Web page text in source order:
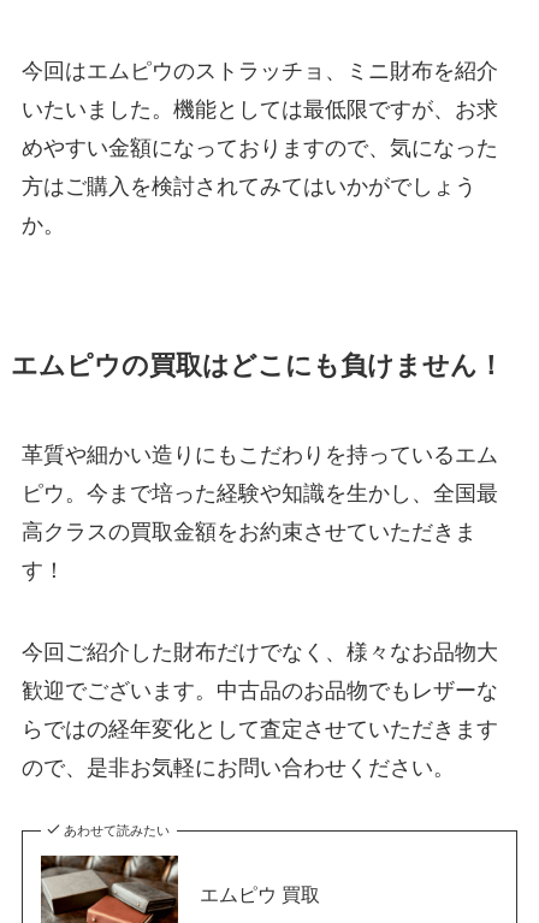
今回はエムピウのストラッチョ、ミニ財布を紹介
いたいました。機能としては最低限ですが、お求
めやすい金額になっておりますので、気になった
方はご購入を検討されてみてはいかがでしょう
か。
エムピウの買取はどこにも負けません！
革質や細かい造りにもこだわりを持っているエム
ピウ。今まで培った経験や知識を生かし、全国最
高クラスの買取金額をお約束させていただきま
す！
今回ご紹介した財布だけでなく、様々なお品物大
歓迎でございます。中古品のお品物でもレザーな
らではの経年変化として査定させていただきます
ので、是非お気軽にお問い合わせください。
あわせて読みたい
エムピウ 買取